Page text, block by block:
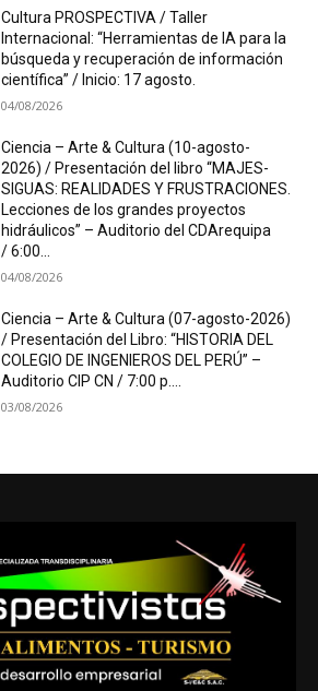
Cultura PROSPECTIVA / Taller
Internacional: “Herramientas de IA para la
búsqueda y recuperación de información
científica” / Inicio: 17 agosto.
04/08/2026
Ciencia – Arte & Cultura (10-agosto-
2026) / Presentación del libro “MAJES-
SIGUAS: REALIDADES Y FRUSTRACIONES.
Lecciones de los grandes proyectos
hidráulicos” – Auditorio del CDArequipa
/ 6:00...
04/08/2026
Ciencia – Arte & Cultura (07-agosto-2026)
/ Presentación del Libro: “HISTORIA DEL
COLEGIO DE INGENIEROS DEL PERÚ” –
Auditorio CIP CN / 7:00 p....
03/08/2026